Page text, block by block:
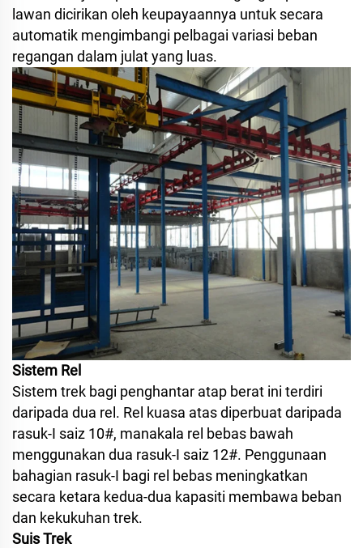
lawan dicirikan oleh keupayaannya untuk secara
automatik mengimbangi pelbagai variasi beban
regangan dalam julat yang luas.
Sistem Rel
Sistem trek bagi penghantar atap berat ini terdiri
daripada dua rel. Rel kuasa atas diperbuat daripada
rasuk-I saiz 10#, manakala rel bebas bawah
menggunakan dua rasuk-I saiz 12#. Penggunaan
bahagian rasuk-I bagi rel bebas meningkatkan
secara ketara kedua-dua kapasiti membawa beban
dan kekukuhan trek.
Suis Trek